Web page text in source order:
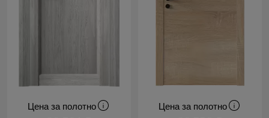
Цена за полотно Цена за полотно